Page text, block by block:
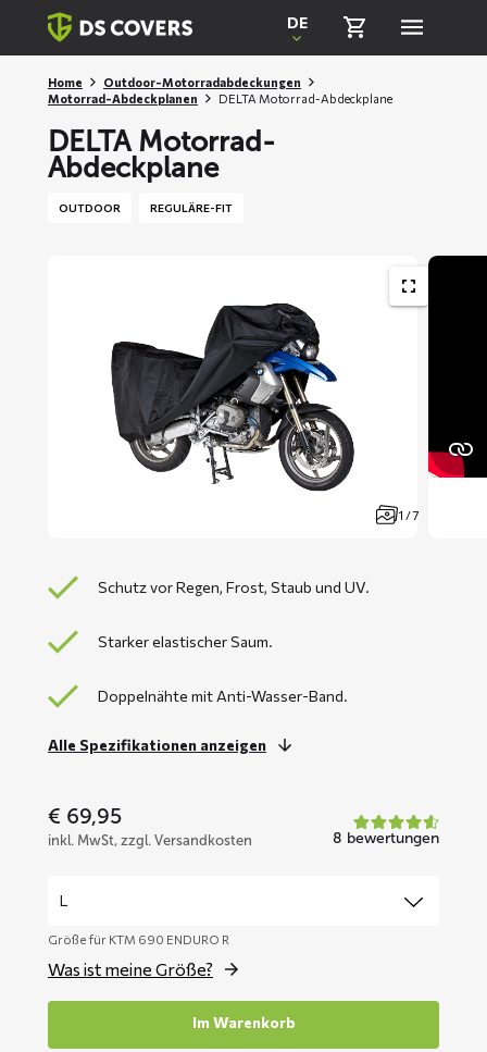
Skiplinks
DE
Home
Outdoor-Motorradabdeckungen
Motorrad-Abdeckplanen
DELTA Motorrad-Abdeckplane
DELTA Motorrad-
Abdeckplane
OUTDOOR REGULÄRE-FIT
1 / 7
Schutz vor Regen, Frost, Staub und UV.
Starker elastischer Saum.
Doppelnähte mit Anti-Wasser-Band.
Alle Spezifikationen anzeigen
€ 69,95
inkl. MwSt, zzgl. Versandkosten 8 bewertungen
Größe für KTM 690 ENDURO R
Was ist meine Größe?
Im Warenkorb